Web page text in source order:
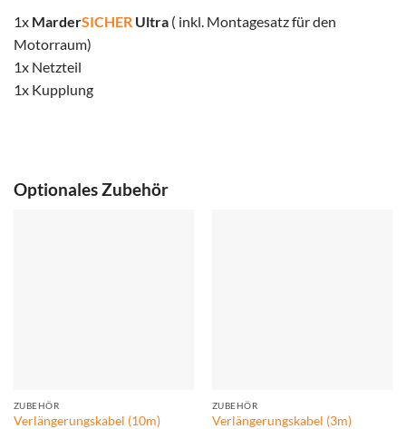
1x MarderSICHER Ultra ( inkl. Montagesatz für den
Motorraum)
1x Netzteil
1x Kupplung
Optionales Zubehör
ZUBEHÖR
Verlängerungskabel (10m)
ZUBEHÖR
Verlängerungskabel (3m)